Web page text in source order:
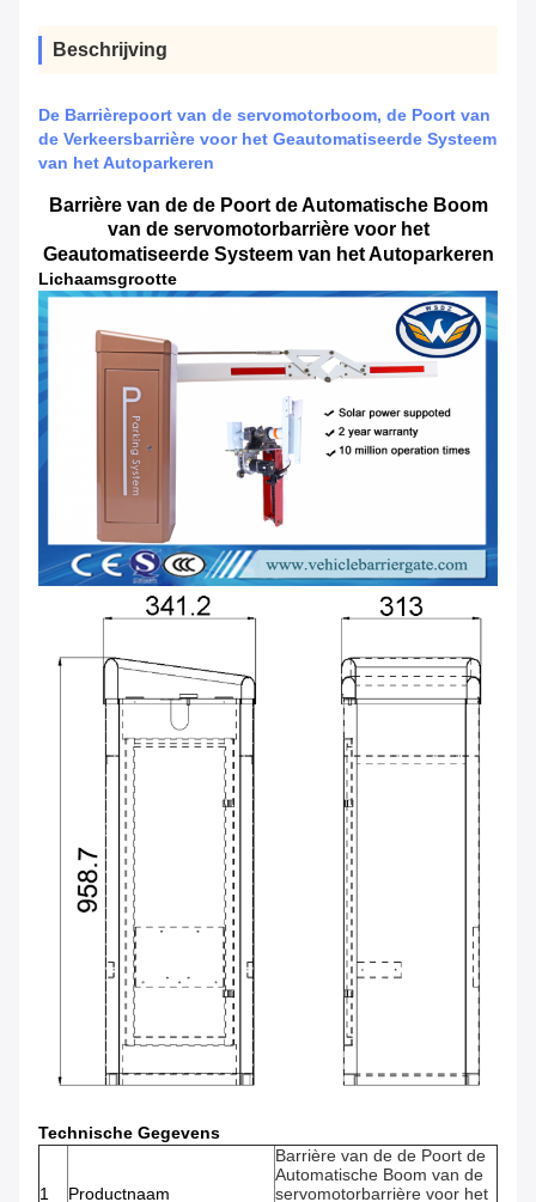
Beschrijving
De Barrièrepoort van de servomotorboom, de Poort van
de Verkeersbarrière voor het Geautomatiseerde Systeem
van het Autoparkeren
Barrière van de de Poort de Automatische Boom
van de servomotorbarrière voor het
Geautomatiseerde Systeem van het Autoparkeren
Lichaamsgrootte
Technische Gegevens
1 Productnaam
Barrière van de de Poort de
Automatische Boom van de
servomotorbarrière voor het